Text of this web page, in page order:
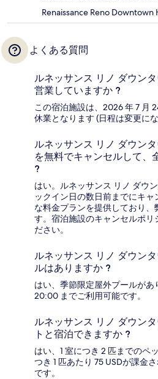
Renaissance Reno Downtown
よくある質問
ルネッサンス リノ ダウン
営業していますか ?
この宿泊施設は、2026 年 7 月
休業となります (日程は変更に
ルネッサンス リノ ダウン
を無料でキャンセルして、
?
はい。ルネッサンス リノ ダウ
ックイン日の数日前までにキ
な料金プランを提供しており
す。宿泊施設のキャンセルポリ
ださい。
ルネッサンス リノ ダウン
ルはありますか ?
はい、季節限定屋外プールがあ
20:00 までご利用可能です。
ルネッサンス リノ ダウン
トと宿泊できますか ?
はい、1 室につき 2 匹までのペ
つき 1 匹あたり 75 USDが課金
です。